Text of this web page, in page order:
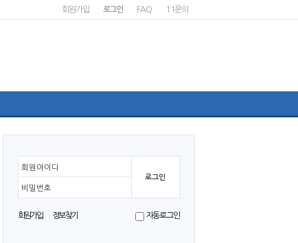
회원가입 로그인 FAQ 1:1문의
회원아이디
비밀번호
회원가입 정보찾기 자동로그인